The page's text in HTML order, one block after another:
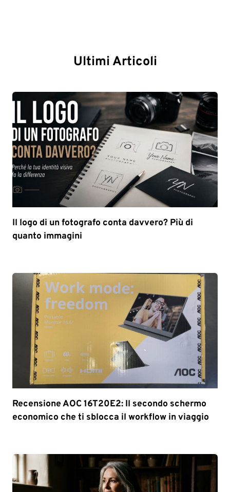
Ultimi Articoli
Il logo di un fotografo conta davvero? Più di
quanto immagini
Recensione AOC 16T20E2: Il secondo schermo
economico che ti sblocca il workflow in viaggio